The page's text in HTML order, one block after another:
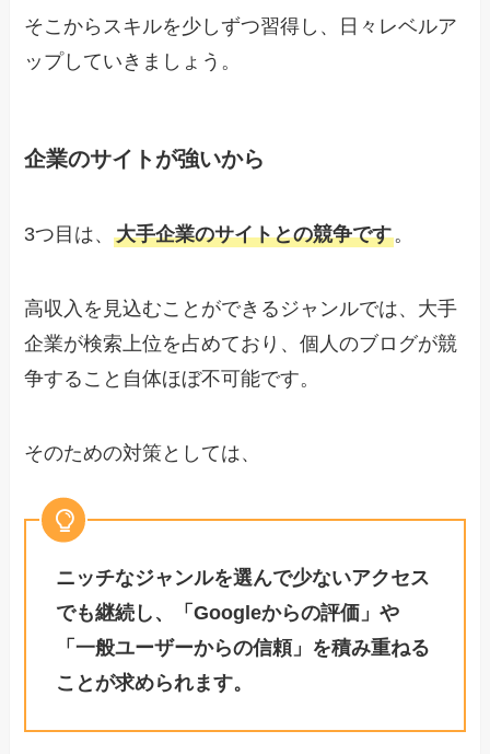
そこからスキルを少しずつ習得し、日々レベルア
ップしていきましょう。
企業のサイトが強いから
3つ目は、大手企業のサイトとの競争です。
高収入を見込むことができるジャンルでは、大手
企業が検索上位を占めており、個人のブログが競
争すること自体ほぼ不可能です。
そのための対策としては、
ニッチなジャンルを選んで少ないアクセス
でも継続し、「Googleからの評価」や
「一般ユーザーからの信頼」を積み重ねる
ことが求められます。